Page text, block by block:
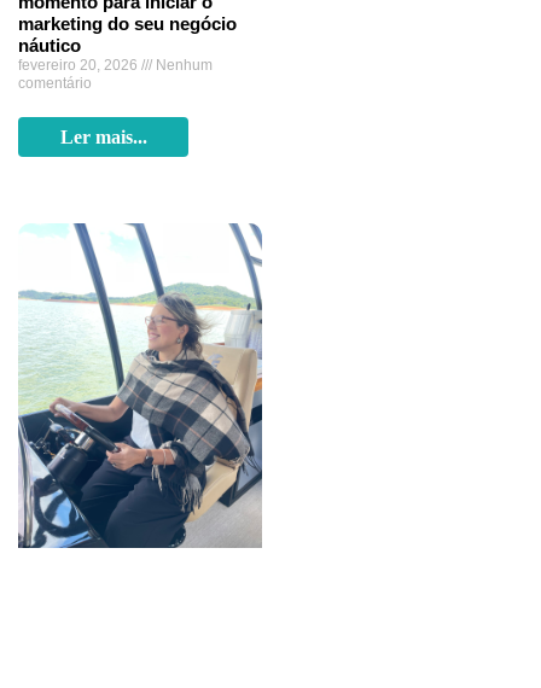
marketing do seu negócio
náutico
fevereiro 20, 2026
Nenhum
comentário
Ler mais...